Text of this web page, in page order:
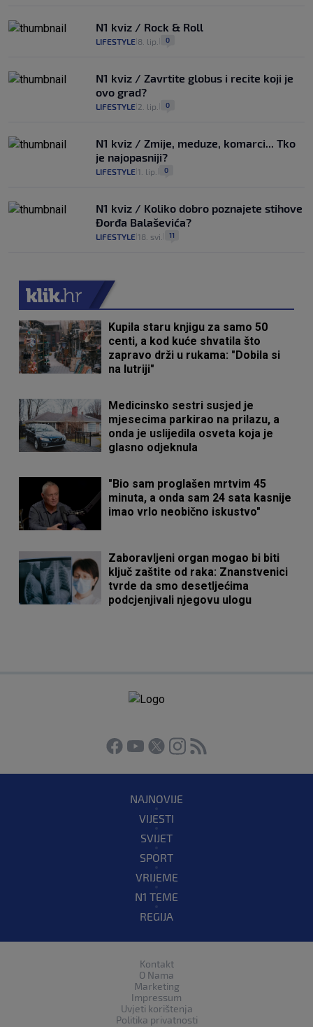
N1 kviz / Rock & Roll
LIFESTYLE 8. lip. 0
N1 kviz / Zavrtite globus i recite koji je
ovo grad?
LIFESTYLE 2. lip. 0
N1 kviz / Zmije, meduze, komarci... Tko
je najopasniji?
LIFESTYLE 1. lip. 0
N1 kviz / Koliko dobro poznajete stihove
Đorđa Balaševića?
LIFESTYLE 18. svi. 11
Kupila staru knjigu za samo 50
centi, a kod kuće shvatila što
zapravo drži u rukama: "Dobila si
na lutriji"
Medicinsko sestri susjed je
mjesecima parkirao na prilazu, a
onda je uslijedila osveta koja je
glasno odjeknula
"Bio sam proglašen mrtvim 45
minuta, a onda sam 24 sata kasnije
imao vrlo neobično iskustvo"
Zaboravljeni organ mogao bi biti
ključ zaštite od raka: Znanstvenici
tvrde da smo desetljećima
podcjenjivali njegovu ulogu
NAJNOVIJE
VIJESTI
SVIJET
SPORT
VRIJEME
N1 TEME
REGIJA
Kontakt
O Nama
Marketing
Impressum
Uvjeti korištenja
Politika privatnosti